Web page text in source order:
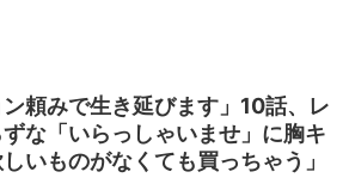
頼みで生き延びます」10話、レ
な「いらっしゃいませ」に胸キ
いものがなくても買っちゃう」